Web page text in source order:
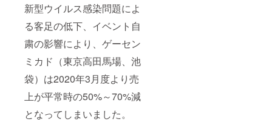
新型ウイルス感染問題によ
る客足の低下、イベント自
粛の影響により、ゲーセン
ミカド（東京高田馬場、池
袋）は2020年3月度より売
上が平常時の50%～70%減
となってしまいました。